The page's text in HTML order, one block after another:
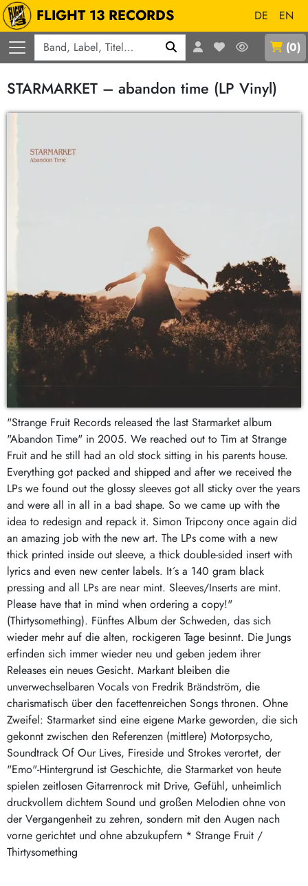
FLIGHT 13 RECORDS DE
EN
(0)
STARMARKET – abandon time (LP Vinyl)
"Strange Fruit Records released the last Starmarket album
"Abandon Time" in 2005. We reached out to Tim at Strange
Fruit and he still had an old stock sitting in his parents house.
Everything got packed and shipped and after we received the
LPs we found out the glossy sleeves got all sticky over the years
and were all in all in a bad shape. So we came up with the
idea to redesign and repack it. Simon Tripcony once again did
an amazing job with the new art. The LPs come with a new
thick printed inside out sleeve, a thick double-sided insert with
lyrics and even new center labels. It´s a 140 gram black
pressing and all LPs are near mint. Sleeves/Inserts are mint.
Please have that in mind when ordering a copy!"
(Thirtysomething). Fünftes Album der Schweden, das sich
wieder mehr auf die alten, rockigeren Tage besinnt. Die Jungs
erfinden sich immer wieder neu und geben jedem ihrer
Releases ein neues Gesicht. Markant bleiben die
unverwechselbaren Vocals von Fredrik Brändström, die
charismatisch über den facettenreichen Songs thronen. Ohne
Zweifel: Starmarket sind eine eigene Marke geworden, die sich
gekonnt zwischen den Referenzen (mittlere) Motorpsycho,
Soundtrack Of Our Lives, Fireside und Strokes verortet, der
"Emo"-Hintergrund ist Geschichte, die Starmarket von heute
spielen zeitlosen Gitarrenrock mit Drive, Gefühl, unheimlich
druckvollem dichtem Sound und großen Melodien ohne von
der Vergangenheit zu zehren, sondern mit den Augen nach
vorne gerichtet und ohne abzukupfern * Strange Fruit /
Thirtysomething